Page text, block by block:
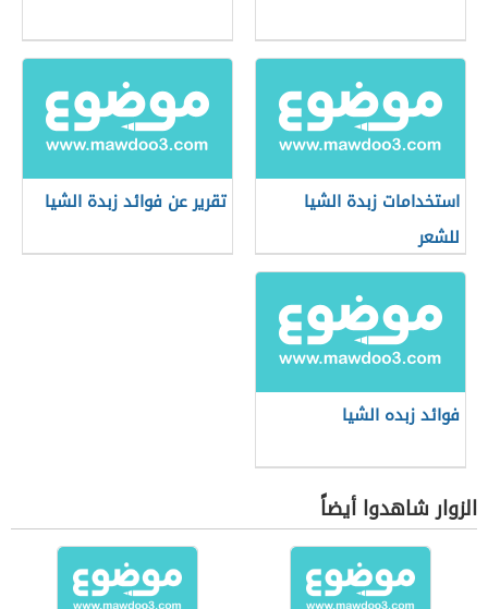
استخدامات زبدة الشيا
للشعر
تقرير عن فوائد زبدة الشيا
فوائد زبده الشيا
الزوار شاهدوا أيضاً